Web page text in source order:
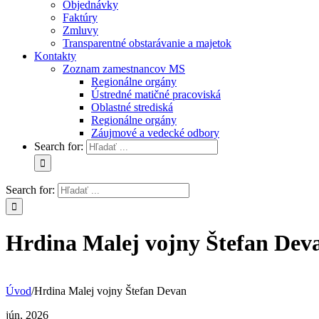
Objednávky
Faktúry
Zmluvy
Transparentné obstarávanie a majetok
Kontakty
Zoznam zamestnancov MS
Regionálne orgány
Ústredné matičné pracoviská
Oblastné strediská
Regionálne orgány
Záujmové a vedecké odbory
Search for:
Search for:
Hrdina Malej vojny Štefan
Úvod/Hrdina Malej vojny Štefan Devan
jún, 2026